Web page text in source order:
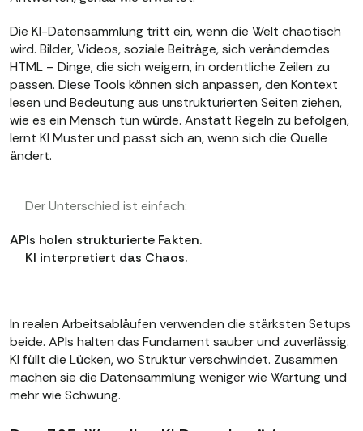
Die KI-Datensammlung tritt ein, wenn die Welt chaotisch
wird. Bilder, Videos, soziale Beiträge, sich veränderndes
HTML – Dinge, die sich weigern, in ordentliche Zeilen zu
passen. Diese Tools können sich anpassen, den Kontext
lesen und Bedeutung aus unstrukturierten Seiten ziehen,
wie es ein Mensch tun würde. Anstatt Regeln zu befolgen,
lernt KI Muster und passt sich an, wenn sich die Quelle
ändert.
Der Unterschied ist einfach:
APIs holen strukturierte Fakten.
KI interpretiert das Chaos.
In realen Arbeitsabläufen verwenden die stärksten Setups
beide. APIs halten das Fundament sauber und zuverlässig.
KI füllt die Lücken, wo Struktur verschwindet. Zusammen
machen sie die Datensammlung weniger wie Wartung und
mehr wie Schwung.